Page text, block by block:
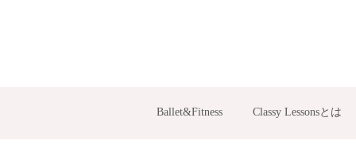
Ballet&Fitness Classy Lessonsとは